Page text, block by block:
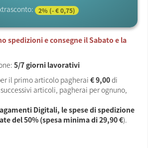
2% (- € 0,75)
spedizioni e consegne il Sabato e la
5/7 giorni lavorativi
il primo articolo pagherai € 9,00di
articoli, pagherai per ognuno,
Digitali, le spese di spedizione
del 50% (spesa minima di29,90 €).